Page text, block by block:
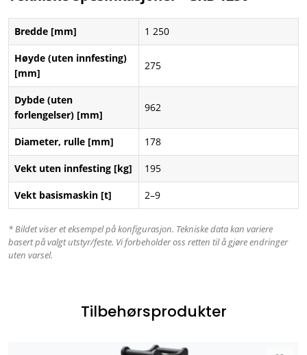
Bredde [mm] 1 250
Høyde (uten innfesting)
[mm]
275
Dybde (uten
forlengelser) [mm]
962
Diameter, rulle [mm] 178
Vekt uten innfesting [kg] 195
Vekt basismaskin [t] 2–9
* Bildet viser et eksempel på konfigurasjon. Tekniske data kan variere
basert på valgt utstyr/feste. Vi forbeholder oss retten til å gjøre endringer
uten varsel.
Tilbehørsprodukter